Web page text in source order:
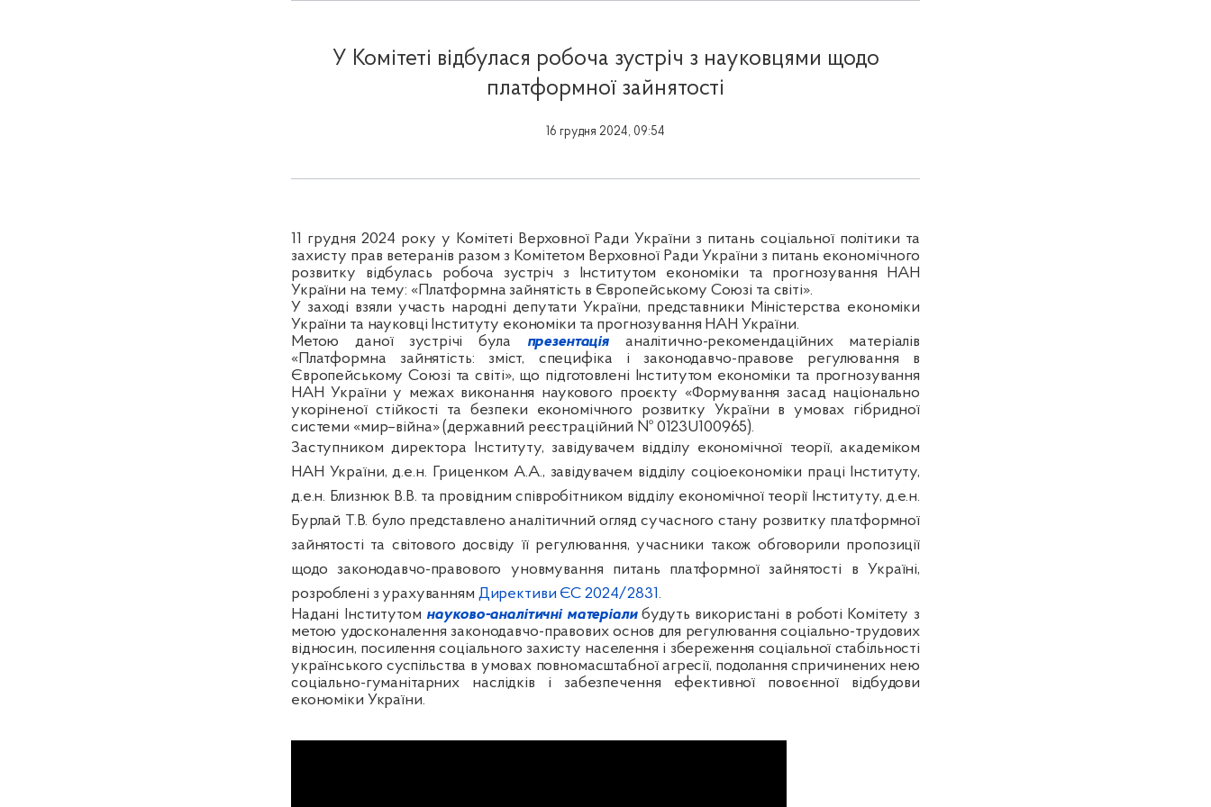
У Комітеті відбулася робоча зустріч з науковцями щодо
платформної зайнятості
16 грудня 2024, 09:54
11 грудня 2024 року у Комітеті Верховної Ради України з питань соціальної політики та
захисту прав ветеранів разом з Комітетом Верховної Ради України з питань економічного
розвитку відбулась робоча зустріч з Інститутом економіки та прогнозування НАН
України на тему: «Платформна зайнятість в Європейському Союзі та світі».
У заході взяли участь народні депутати України, представники Міністерства економіки
України та науковці Інституту економіки та прогнозування НАН України.
Метою даної зустрічі була презентація аналітично-рекомендаційних матеріалів
«Платформна зайнятість: зміст, специфіка і законодавчо-правове регулювання в
Європейському Союзі та світі», що підготовлені Інститутом економіки та прогнозування
НАН України у межах виконання наукового проєкту «Формування засад національно
укоріненої стійкості та безпеки економічного розвитку України в умовах гібридної
системи «мир–війна» (державний реєстраційний № 0123U100965).
Заступником директора Інституту, завідувачем відділу економічної теорії, академіком
НАН України,д.е.н. Гриценком А.А., завідувачем відділу соціоекономіки праці Інституту,
д.е.н. Близнюк В.В. та провідним співробітником відділу економічної теорії Інституту, д.е.н.
Бурлай Т.В. було представлено аналітичний огляд сучасного стану розвитку платформної
зайнятості та світового досвіду її регулювання, учасники також обговорили пропозиції
щодо законодавчо-правового уновмування питань платформної зайнятості в Україні,
розроблені з урахуванням Директиви ЄС 2024/2831.
Надані Інститутом науково-аналітичні матеріалибудуть використані в роботі Комітету з
метою удосконалення законодавчо-правових основ для регулювання соціально-трудових
відносин, посилення соціального захисту населення і збереження соціальної стабільності
українського суспільства в умовах повномасштабної агресії, подолання спричинених нею
соціально-гуманітарних наслідків і забезпечення ефективної повоєнної відбудови
економіки України.